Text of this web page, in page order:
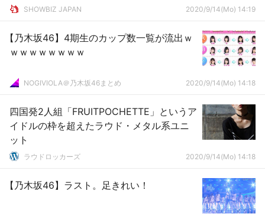
高！」と歓喜の声
SHOWBIZ JAPAN 2020/9/14(Mo) 14:19
【乃木坂46】4期生のカップ数一覧が流出ｗ
ｗｗｗｗｗｗｗｗ
NOGIVIOLA＠乃木坂46まとめ 2020/9/14(Mo) 14:18
四国発2人組「FRUITPOCHETTE」というア
イドルの枠を超えたラウド・メタル系ユニ
ット
ラウドロッカーズ 2020/9/14(Mo) 14:18
【乃木坂46】ラスト。足きれい！